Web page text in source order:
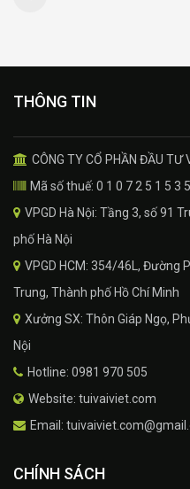
THÔNG TIN
CÔNG TY CỔ PHẦN ĐẦU TƯ
Mã số thuế: 0 1 0 7 2 5 1 5 3 5
VPGD Hà Nội: Tầng 3, số 91
phố Hà Nội
VPGD HCM: 354/46L, Đường
Trung, Thành phố Hồ Chí Minh
Xưởng SX: Thôn Giáp Ngọ,
Nội
Hotline: 0981 970 505
Website: tuivaiviet.com
Email:
CHÍNH SÁCH